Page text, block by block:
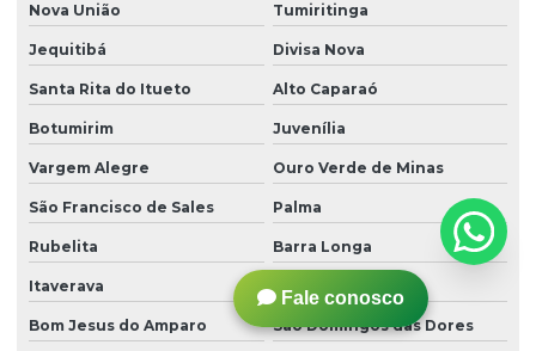
Nova União Tumiritinga
Jequitibá Divisa Nova
Santa Rita do Itueto Alto Caparaó
Botumirim Juvenília
Vargem Alegre Ouro Verde de Minas
São Francisco de Sales Palma
Rubelita Barra Longa
Itaverava Frei Gaspar
Bom Jesus do Amparo São Domingos das Dores
Fale conosco